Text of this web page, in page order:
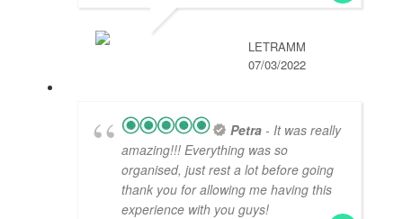
LETRAMM
07/03/2022
Petra - It was really
amazing!!! Everything was so
organised, just rest a lot before going
thank you for allowing me having this
experience with you guys!